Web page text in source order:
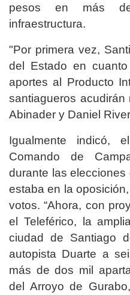
pesos en más
infraestructura.
"Por primera vez,
del Estado en
aportes al Producto
santiagueros
Abinader y Daniel
Igualmente indicó,
Comando de
durante las
estaba en la
votos. “Ahora, con
el Teleférico, la
ciudad de Santiago
autopista Duarte a
más de dos mil
del Arroyo de